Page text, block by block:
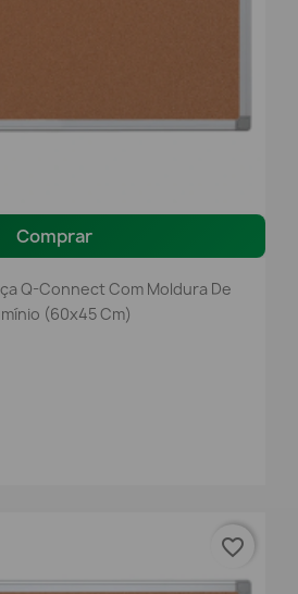
Comprar
Q-Connect Com Moldura De
(60x45 Cm)
favorite_border